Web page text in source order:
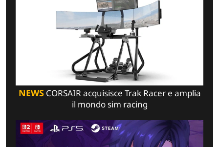
NEWSCORSAIR acquisisce Trak Racer e amplia
il mondo sim racing